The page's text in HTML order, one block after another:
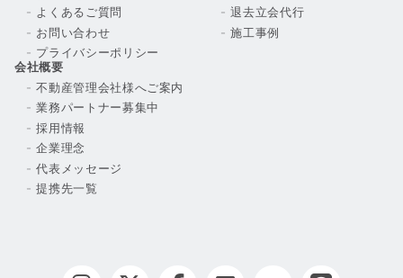
よくあるご質問
お問い合わせ
プライバシーポリシー
退去立会代行
施工事例
会社概要
不動産管理会社様へご案内
業務パートナー募集中
採用情報
企業理念
代表メッセージ
提携先一覧